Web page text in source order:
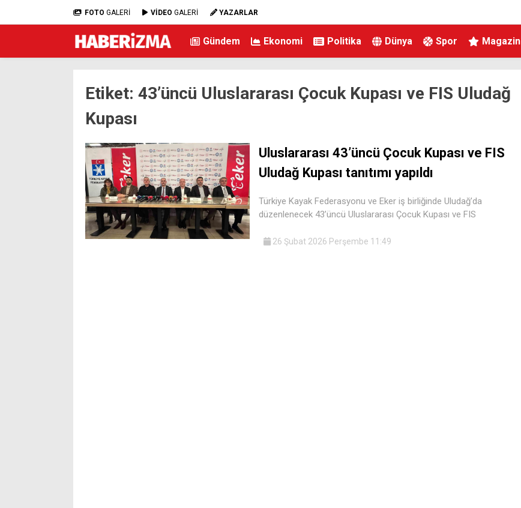
FOTO GALERİ VİDEO GALERİ YAZARLAR
Gündem Ekonomi Politika Dünya Spor Magazin
Etiket: 43’üncü Uluslararası Çocuk Kupası ve FIS Uludağ
Kupası
Uluslararası 43’üncü Çocuk Kupası ve FIS
Uludağ Kupası tanıtımı yapıldı
Türkiye Kayak Federasyonu ve Eker iş birliğinde Uludağ’da
düzenlenecek 43’üncü Uluslararası Çocuk Kupası ve FIS
26 Şubat 2026 Perşembe 11:49